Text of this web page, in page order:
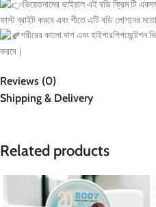
ভিয়েতনামের ভাইরাল এই বডি ক্রিম টি
ফাস্ট ব্রাইট করবে এবং শীতে এটি বডি লোশনের
শরীরের কালো দাগ এবং
করবে।
Reviews (0)
Shipping & Delivery
Related products